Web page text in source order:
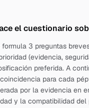
el cuestionario
3 preguntas
(evidencia,
preferida. A
para cada
por la evidencia en
y la compatibilidad del